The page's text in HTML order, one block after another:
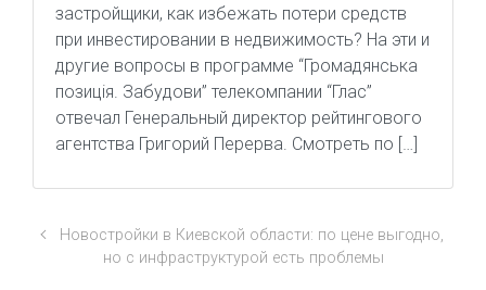
застройщики, как избежать потери средств
при инвестировании в недвижимость? На эти и
другие вопросы в программе “Громадянська
позиція. Забудови” телекомпании “Глас”
отвечал Генеральный директор рейтингового
агентства Григорий Перерва. Смотреть по […]
Новостройки в Киевской области: по цене выгодно,
но с инфраструктурой есть проблемы